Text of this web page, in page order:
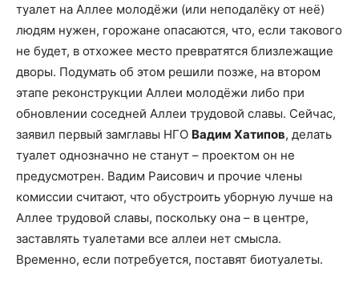
туалет на Аллее молодёжи (или неподалёку от неё)
людям нужен, горожане опасаются, что, если такового
не будет, в отхожее место превратятся близлежащие
дворы. Подумать об этом решили позже, на втором
этапе реконструкции Аллеи молодёжи либо при
обновлении соседней Аллеи трудовой славы. Сейчас,
заявил первый замглавы НГО Вадим Хатипов, делать
туалет однозначно не станут – проектом он не
предусмотрен. Вадим Раисович и прочие члены
комиссии считают, что обустроить уборную лучше на
Аллее трудовой славы, поскольку она – в центре,
заставлять туалетами все аллеи нет смысла.
Временно, если потребуется, поставят биотуалеты.